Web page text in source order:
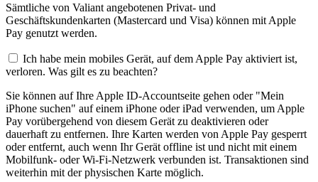
Sämtliche von Valiant angebotenen Privat- und
Geschäftskundenkarten (Mastercard und Visa) können mit Apple
Pay genutzt werden.
Ich habe mein mobiles Gerät, auf dem Apple Pay aktiviert ist,
verloren. Was gilt es zu beachten?
Sie können auf Ihre Apple ID-Accountseite gehen oder "Mein
iPhone suchen" auf einem iPhone oder iPad verwenden, um Apple
Pay vorübergehend von diesem Gerät zu deaktivieren oder
dauerhaft zu entfernen. Ihre Karten werden von Apple Pay gesperrt
oder entfernt, auch wenn Ihr Gerät offline ist und nicht mit einem
Mobilfunk- oder Wi-Fi-Netzwerk verbunden ist. Transaktionen sind
weiterhin mit der physischen Karte möglich.